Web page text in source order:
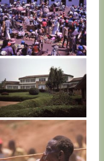
RWANDA
RWANDA